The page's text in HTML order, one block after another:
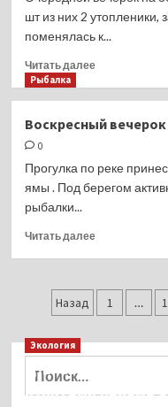
шт из них 2 утопленики,
поменялась к...
Читать далееПрочитать
Луговая
Рыбалка
Воскресный вечерок
0
Прогулка по реке
ямы . Под берегом
рыбалки...
Читать далееПрочитать
вечерок
записей
Назад 1 …
Экология
Для
пунктами приёма